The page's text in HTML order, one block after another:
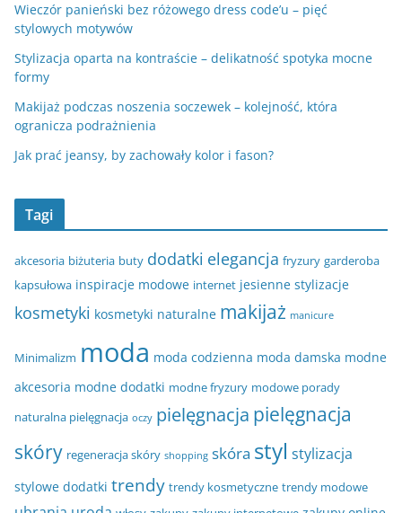
Wieczór panieński bez różowego dress code’u – pięć
stylowych motywów
Stylizacja oparta na kontraście – delikatność spotyka mocne
formy
Makijaż podczas noszenia soczewek – kolejność, która
ogranicza podrażnienia
Jak prać jeansy, by zachowały kolor i fason?
Tagi
akcesoria biżuteria buty dodatki elegancja fryzury garderoba
kapsułowa inspiracje modowe internet jesienne stylizacje
kosmetyki kosmetyki naturalne makijaż manicure
Minimalizm moda moda codzienna moda damska modne
akcesoria modne dodatki modne fryzury modowe porady
naturalna pielęgnacja oczy pielęgnacja pielęgnacja
skóry regeneracja skóry shopping skóra styl stylizacja
stylowe dodatki trendy trendy kosmetyczne trendy modowe